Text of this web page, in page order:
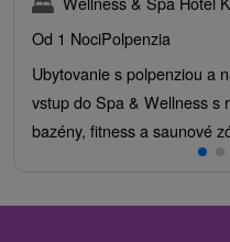
Od 1 NociPolpenzia
Ubytovanie s polpenziou a
vstup do Spa & Wellness s
bazény, fitness a saunové